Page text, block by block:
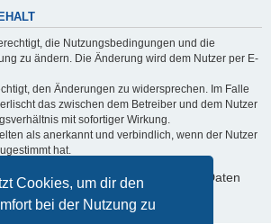
Cookies, um dir den
bei der Nutzung zu
die Nutzungsbedingungen und die
zu ändern. Die Änderung wird dem Nutzer per E-
den Änderungen zu widersprechen. Im Falle
das zwischen dem Betreiber und dem Nutzer
mit sofortiger Wirkung.
als anerkannt und verbindlich, wenn der Nutzer
hat.
Umgang mit deinen persönlichen Daten
enthalten.